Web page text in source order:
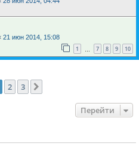
21 июн 2014, 15:08
1 7 8 9 10
2 3
Перейти